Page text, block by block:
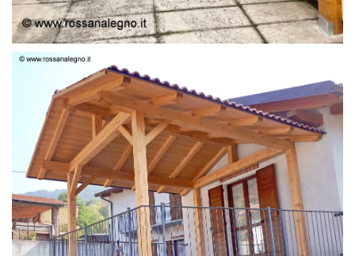
STRUTTURA LAMELLARE PRETAGLIATO